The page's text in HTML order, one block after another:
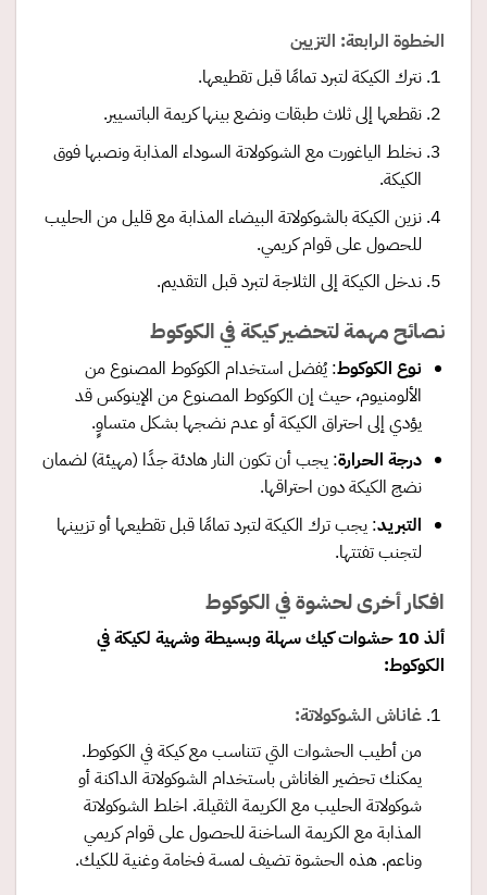
الخطوة الرابعة: التزيين
نترك الكيكة لتبرد تمامًا قبل تقطيعها.
نقطعها إلى ثلاث طبقات ونضع بينها كريمة الباتسيير.
نخلط الياغورت مع الشوكولاتة السوداء المذابة ونصبها فوق
الكيكة.
نزين الكيكة بالشوكولاتة البيضاء المذابة مع قليل من الحليب
للحصول على قوام كريمي.
ندخل الكيكة إلى الثلاجة لتبرد قبل التقديم.
نصائح مهمة لتحضير كيكة في الكوكوط
نوع الكوكوط: يُفضل استخدام الكوكوط المصنوع من
الألومنيوم، حيث إن الكوكوط المصنوع من الإينوكس قد
يؤدي إلى احتراق الكيكة أو عدم نضجها بشكل متساوٍ.
درجة الحرارة: يجب أن تكون النار هادئة جدًا (مهيئة) لضمان
نضج الكيكة دون احتراقها.
التبريد: يجب ترك الكيكة لتبرد تمامًا قبل تقطيعها أو تزيينها
لتجنب تفتتها.
افكار أخرى لحشوة في الكوكوط
ألذ 10 حشوات كيك سهلة وبسيطة وشهية لكيكة في
الكوكوط:
غاناش الشوكولاتة:
من أطيب الحشوات التي تتناسب مع كيكة في الكوكوط.
يمكنك تحضير الغاناش باستخدام الشوكولاتة الداكنة أو
شوكولاتة الحليب مع الكريمة الثقيلة. اخلط الشوكولاتة
المذابة مع الكريمة الساخنة للحصول على قوام كريمي
وناعم. هذه الحشوة تضيف لمسة فخامة وغنية للكيك.